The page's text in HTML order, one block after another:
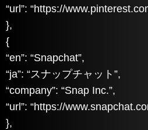
“url”: “https://
},
{
“en”: “Snapchat”,
“ja”: “スナップチャット”,
“company”: “Snap Inc.”,
“url”: “https://
},